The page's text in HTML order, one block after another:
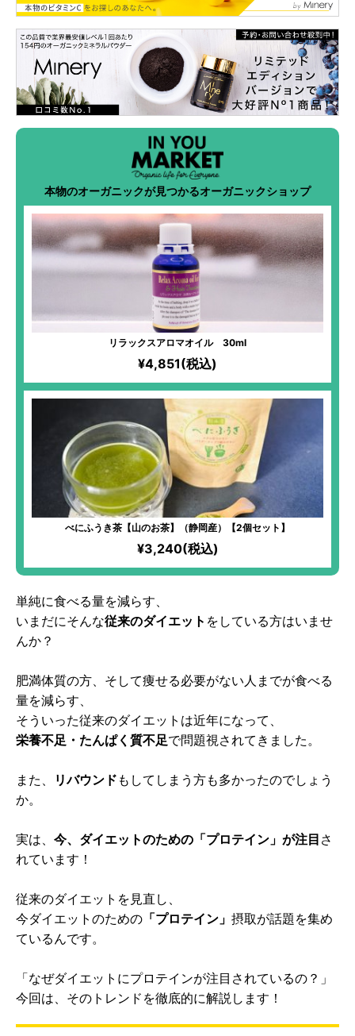
本物のオーガニックが見つかるオーガニックショップ
リラックスアロマオイル 30ml
¥4,851(税込)
べにふうき茶【山のお茶】（静岡産）【2個セット】
¥3,240(税込)
単純に食べる量を減らす、
いまだにそんな従来のダイエット をしている方はいませ
んか？
肥満体質の方、そして痩せる必要がない人までが食べる
量を減らす、
そういった従来のダイエットは近年になって、
栄養不足・たんぱく質不足で問題視されてきました。
また、 リバウンド もしてしまう方も多かったのでしょう
か。
実は、 今、ダイエットのための「プロテイン」が注目 さ
れています！
従来のダイエットを見直し、
今ダイエットのための 「プロテイン」 摂取が話題を集め
ているんです。
「なぜダイエットにプロテインが注目されているの？」
今回は、そのトレンドを徹底的に解説します！